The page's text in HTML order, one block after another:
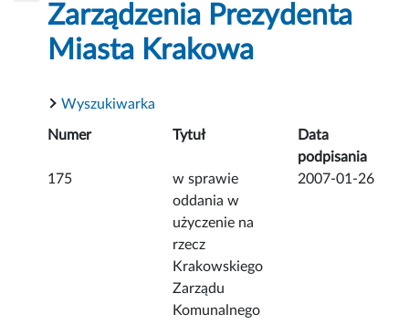
Zarządzenia Prezydenta
Miasta Krakowa
Wyszukiwarka
Numer Tytuł
Data
podpisania
175
w sprawie
oddania w
użyczenie na
rzecz
Krakowskiego
Zarządu
Komunalnego
2007-01-26